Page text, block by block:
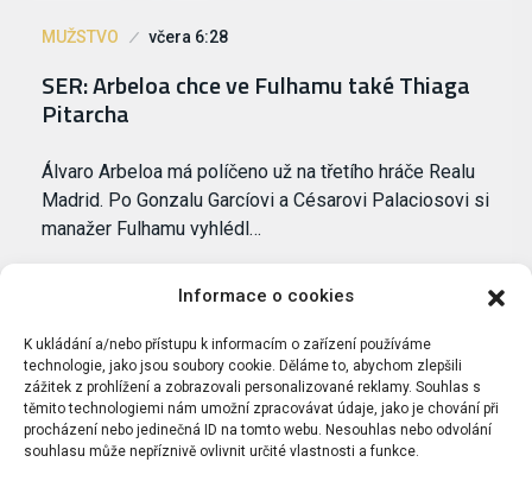
Informace o cookies
K ukládání a/nebo přístupu k informacím o zařízení používáme
technologie, jako jsou soubory cookie. Děláme to, abychom zlepšili
zážitek z prohlížení a zobrazovali personalizované reklamy. Souhlas s
těmito technologiemi nám umožní zpracovávat údaje, jako je chování při
procházení nebo jedinečná ID na tomto webu. Nesouhlas nebo odvolání
souhlasu může nepříznivě ovlivnit určité vlastnosti a funkce.
MUŽSTVO včera 6:28
SER: Arbeloa chce ve Fulhamu také Thiaga
Pitarcha
Álvaro Arbeloa má políčeno už na třetího hráče Realu
Madrid. Po Gonzalu Garcíovi a Césarovi Palaciosovi si
manažer Fulhamu vyhlédl…